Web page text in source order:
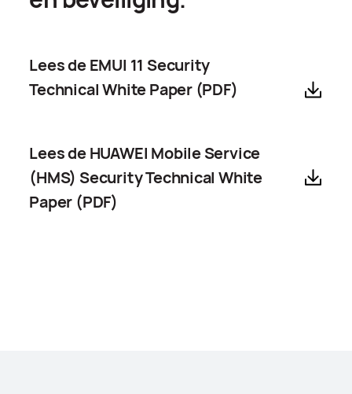
Lees de EMUI 11 Security
Technical White Paper (PDF)
Lees de HUAWEI Mobile Service
(HMS) Security Technical White
Paper (PDF)